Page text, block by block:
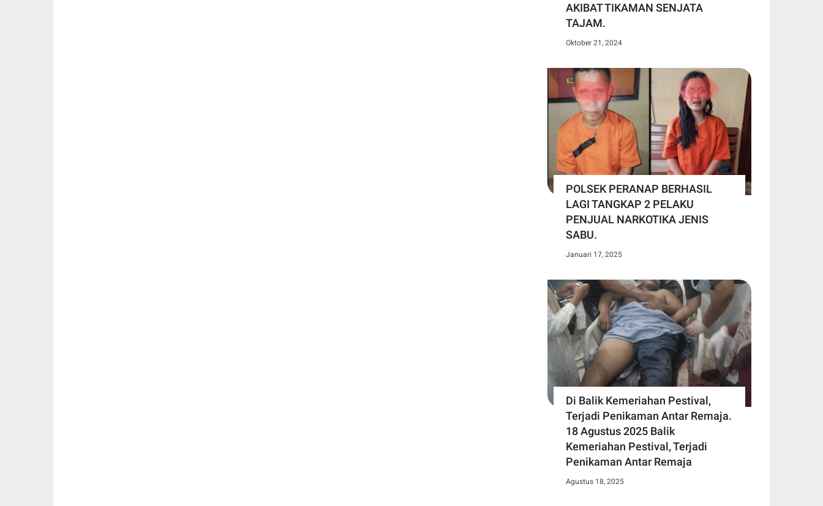
AKIBAT TIKAMAN SENJATA
TAJAM.
Oktober 21, 2024
POLSEK PERANAP BERHASIL
LAGI TANGKAP 2 PELAKU
PENJUAL NARKOTIKA JENIS
SABU.
Januari 17, 2025
Di Balik Kemeriahan Pestival,
Terjadi Penikaman Antar Remaja.
18 Agustus 2025 Balik
Kemeriahan Pestival, Terjadi
Penikaman Antar Remaja
Agustus 18, 2025